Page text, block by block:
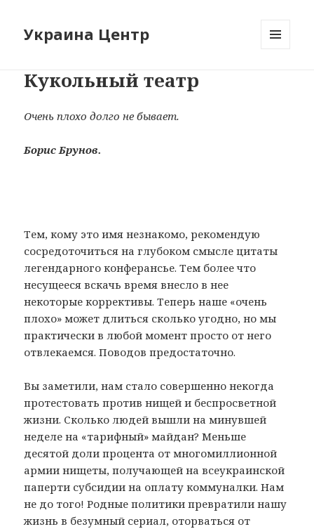
Украина Центр
Кукольный театр
Очень плохо долго не бывает.
Борис Брунов.
Тем, кому это имя незнакомо, рекомендую
сосредоточиться на глубоком смысле цитаты
легендарного конферансье. Тем более что
несущееся вскачь время внесло в нее
некоторые коррективы. Теперь наше «очень
плохо» может длиться сколько угодно, но мы
практически в любой момент просто от него
отвлекаемся. Поводов предостаточно.
Вы заметили, нам стало совершенно некогда
протестовать против нищей и беспросветной
жизни. Сколько людей вышли на минувшей
неделе на «тарифный» майдан? Меньше
десятой доли процента от многомиллионной
армии нищеты, получающей на всеукраинской
паперти субсидии на оплату коммуналки. Нам
не до того! Родные политики превратили нашу
жизнь в безумный сериал, оторваться от